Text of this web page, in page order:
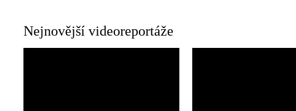
Nejnovější videoreportáže